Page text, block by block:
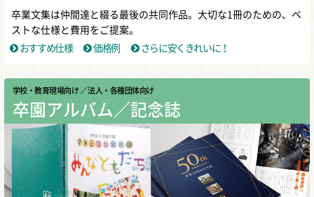
卒業文集は仲間達と綴る最後の共同作品。大切な1冊のための、ベ
ストな仕様と費用をご提案。
おすすめ仕様
価格例 さらに安くきれいに！
学校・教育現場向け ／ 法人・各種団体向け
卒園アルバム／記念誌